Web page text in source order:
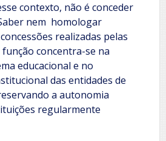
contexto, não é conceder
nem homologar
realizadas pelas
concentra-se na
educacional e no
das entidades de
a autonomia
regularmente